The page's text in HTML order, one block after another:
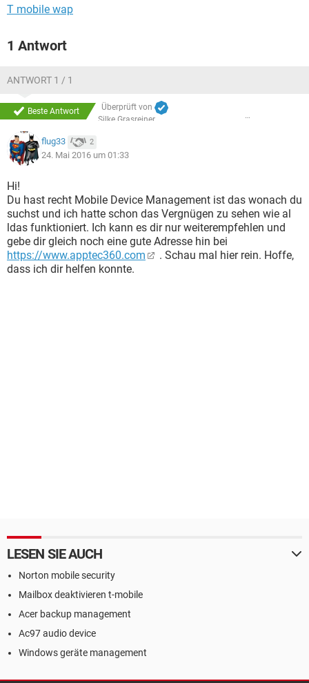
T mobile wap
1 Antwort
ANTWORT 1 / 1
Beste Antwort
Überprüft von
Silke Grasreiner
flug33 2
24. Mai 2016 um 01:33
Hi!
Du hast recht Mobile Device Management ist das wonach du
suchst und ich hatte schon das Vergnügen zu sehen wie al
ldas funktioniert. Ich kann es dir nur weiterempfehlen und
gebe dir gleich noch eine gute Adresse hin bei
https://www.apptec360.com
. Schau mal hier rein. Hoffe,
dass ich dir helfen konnte.
LESEN SIE AUCH
Norton mobile security
Mailbox deaktivieren t-mobile
Acer backup management
Ac97 audio device
Windows geräte management